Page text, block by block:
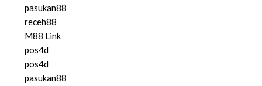
pasukan88
receh88
M88 Link
pos4d
pos4d
pasukan88